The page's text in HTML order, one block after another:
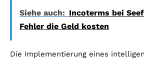
Siehe auch: Incoterms bei
Fehler die Geld kosten
Die Implementierung eines